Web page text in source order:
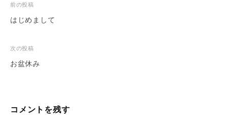
投
稿
ビ
ゲ
ョ
前の投稿
はじめまして
次の投稿
お盆休み
コメントを残す